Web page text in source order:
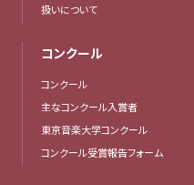
扱いについて
コンクール
コンクール
主なコンクール入賞者
東京音楽大学コンクール
コンクール受賞報告フォーム